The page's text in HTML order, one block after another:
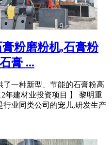
粉磨粉机,石膏粉
膏 ...
了一种新型、节能的石膏粉高
年建材业投资项目 】 黎明重
行业同类公司的宠儿,研发生产